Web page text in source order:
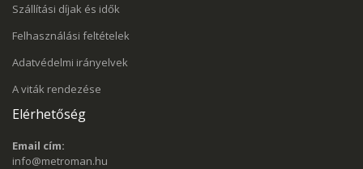
Szállítási díjak és idők
Felhasználási feltételek
Adatvédelmi irányelvek
A viták rendezése
Elérhetőség
Email cím:
info@metroman.hu